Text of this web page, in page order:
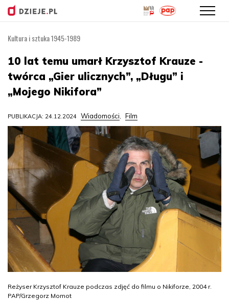
treści
Kultura i sztuka 1945-1989
10 lat temu umarł Krzysztof Krauze -
twórca „Gier ulicznych”, „Długu” i
„Mojego Nikifora”
PUBLIKACJA: 24.12.2024 Wiadomości, Film
Reżyser Krzysztof Krauze podczas zdjęć do filmu o Nikiforze, 2004 r.
PAP/Grzegorz Momot